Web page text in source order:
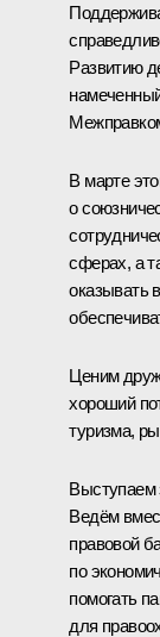
Развитию
В марте
о
сферах, а
оказывать
Ценим
хороший
туризма,
Выступаем
Ведём
правовой
по
помогать
для